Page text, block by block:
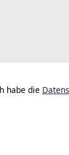
habe die